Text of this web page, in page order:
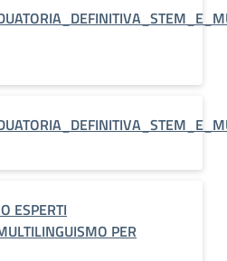
ESPERTI
PER